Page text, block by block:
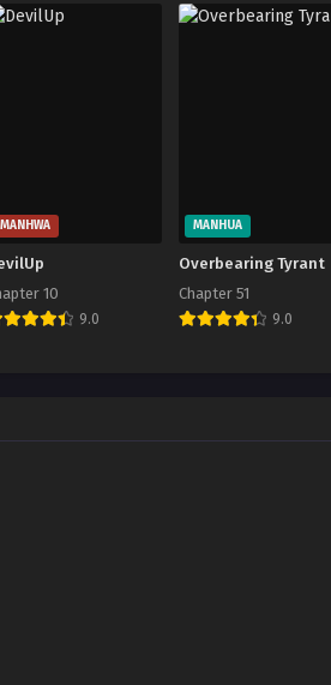
MANHWA
10
9.0
MANHUA
Overbearing Tyrant
Chapter 51
9.0